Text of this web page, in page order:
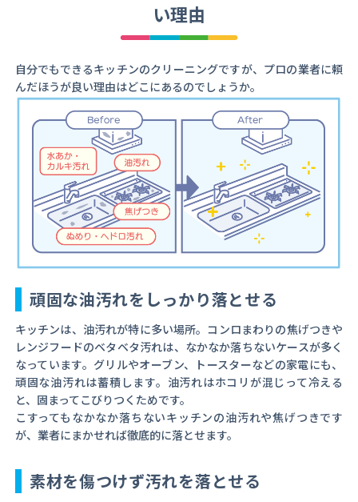
い理由
自分でもできるキッチンのクリーニングですが、プロの業者に頼
んだほうが良い理由はどこにあるのでしょうか。
頑固な油汚れをしっかり落とせる
キッチンは、油汚れが特に多い場所。コンロまわりの焦げつきや
レンジフードのベタベタ汚れは、なかなか落ちないケースが多く
なっています。グリルやオーブン、トースターなどの家電にも、
頑固な油汚れは蓄積します。油汚れはホコリが混じって冷える
と、固まってこびりつくためです。
こすってもなかなか落ちないキッチンの油汚れや焦げつきです
が、業者にまかせれば徹底的に落とせます。
素材を傷つけず汚れを落とせる